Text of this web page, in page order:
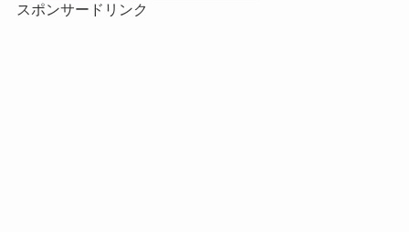
スポンサードリンク